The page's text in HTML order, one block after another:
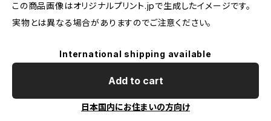
この商品画像はオリジナルプリント.jpで生成したイメージです。
実物とは異なる場合がありますのでご注意ください。
International shipping available
Add to cart
日本国内にお住まいの方向け